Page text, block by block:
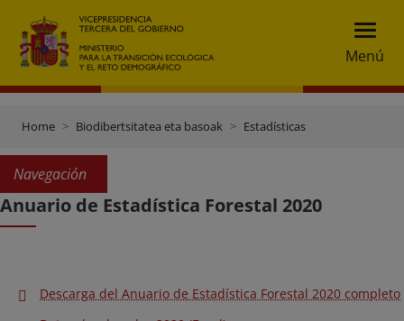
Menú
Home Biodibertsitatea eta basoak Estadísticas
Navegación
Anuario de Estadística Forestal 2020
Descarga del Anuario de Estadística Forestal 2020 completo